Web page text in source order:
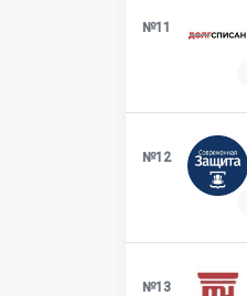
№11
№12
№13